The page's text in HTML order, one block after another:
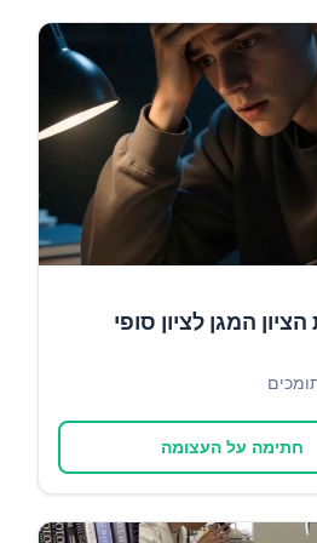
המגן לציון סופי
חתימה על העצומה